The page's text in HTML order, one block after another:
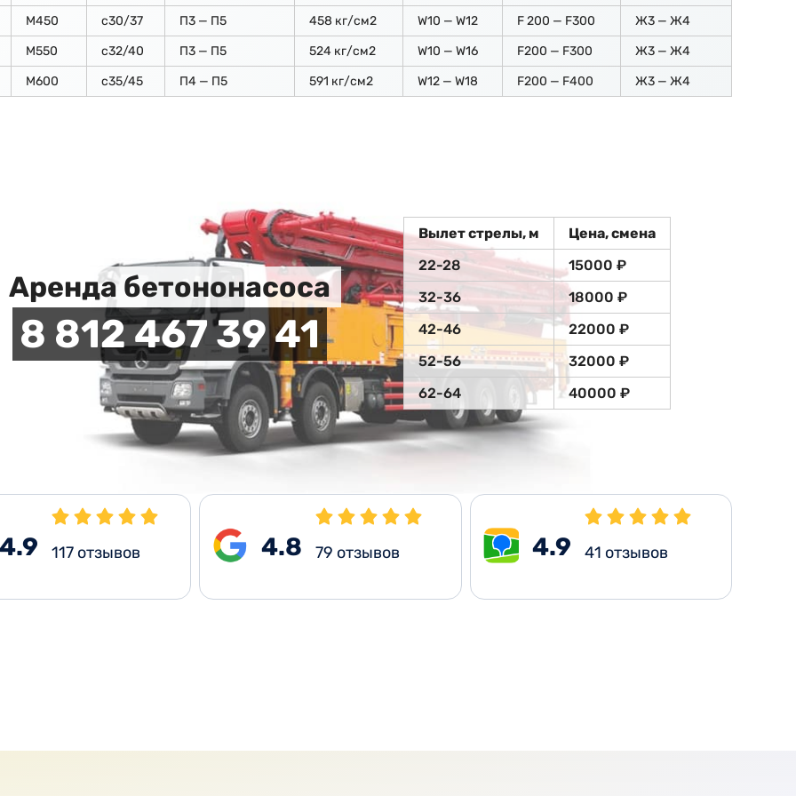
М450 с30/37 П3 — П5 458 кг/см2 W10 — W12 F 200 — F300
Ж3 — Ж4
М550 с32/40 П3 — П5 524 кг/см2 W10 — W16 F200 — F300
Ж3 — Ж4
М600 с35/45 П4 — П5 591 кг/см2 W12 — W18 F200 — F400 Ж3 — Ж4
Аренда бетононасоса
8 812 467 39 41
Вылет стрелы, м
Цена, смена
22-28
15000 ₽
32-36
18000 ₽
42-46
22000 ₽
52-56
32000 ₽
62-64
40000 ₽
4.9 117 отзывов 4.8 79 отзывов 4.9 41 отзывов